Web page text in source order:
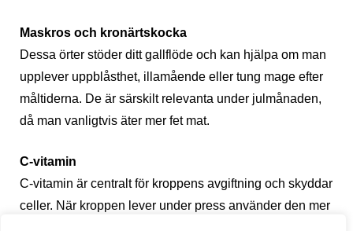
Maskros och kronärtskocka
Dessa örter stöder ditt gallflöde och kan hjälpa om man
upplever uppblåsthet, illamående eller tung mage efter
måltiderna. De är särskilt relevanta under julmånaden,
då man vanligtvis äter mer fet mat.
C-vitamin
C-vitamin är centralt för kroppens avgiftning och skyddar
celler. När kroppen lever under press använder den mer